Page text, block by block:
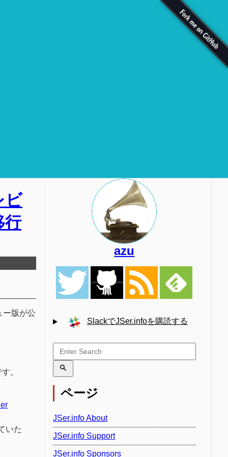
ビ
行
ー版が公
。
いた
azu
SlackでJSer.infoを購読する
ページ
JSer.info About
JSer.info Support
JSer.info Sponsors